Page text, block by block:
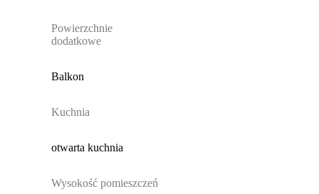
Powierzchnie
dodatkowe
Balkon
Kuchnia
otwarta kuchnia
Wysokość pomieszczeń